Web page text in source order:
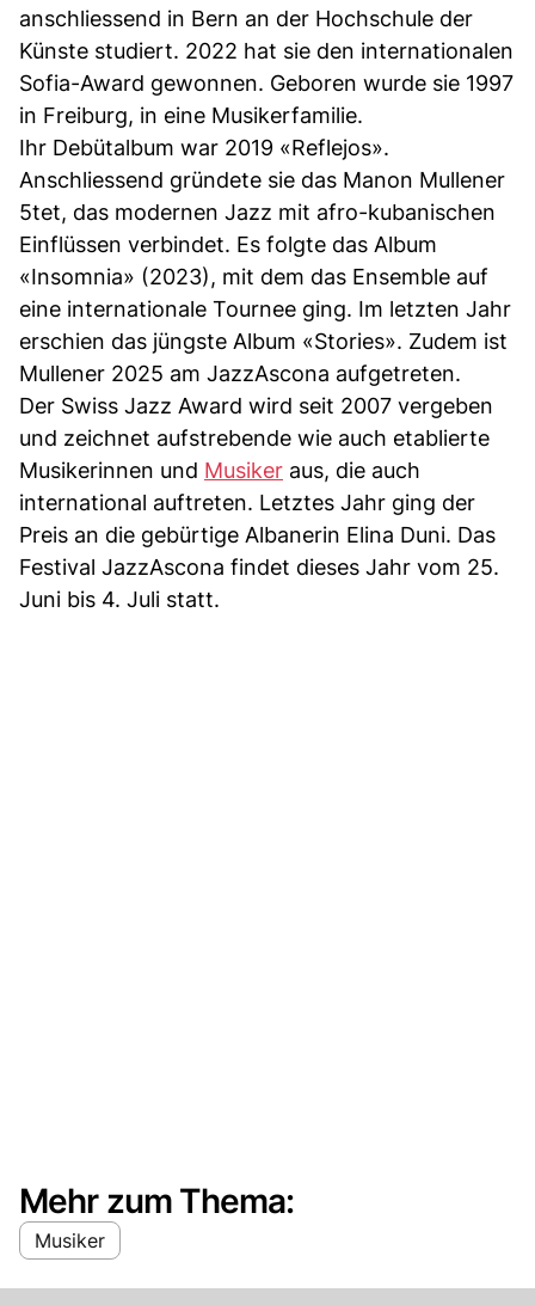
anschliessend in Bern an der Hochschule der
Künste studiert. 2022 hat sie den internationalen
Sofia-Award gewonnen. Geboren wurde sie 1997
in Freiburg, in eine Musikerfamilie.
Ihr Debütalbum war 2019 «Reflejos».
Anschliessend gründete sie das Manon Mullener
5tet, das modernen Jazz mit afro-kubanischen
Einflüssen verbindet. Es folgte das Album
«Insomnia» (2023), mit dem das Ensemble auf
eine internationale Tournee ging. Im letzten Jahr
erschien das jüngste Album «Stories». Zudem ist
Mullener 2025 am JazzAscona aufgetreten.
Der Swiss Jazz Award wird seit 2007 vergeben
und zeichnet aufstrebende wie auch etablierte
Musikerinnen und Musiker aus, die auch
international auftreten. Letztes Jahr ging der
Preis an die gebürtige Albanerin Elina Duni. Das
Festival JazzAscona findet dieses Jahr vom 25.
Juni bis 4. Juli statt.
Mehr zum Thema:
Musiker